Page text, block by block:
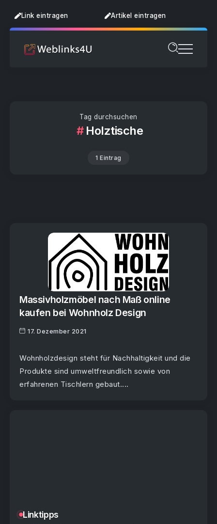
Link eintragen Artikel eintragen
Tag durchsuchen
Holztische
1 Eintrag
Massivholzmöbel nach Maß online
kaufen bei Wohnholz Design
17. Dezember 2021
Wohnholzdesign steht für Nachhaltigkeit und die
Produkte sind umweltfreundlich sowie von
erfahrenen Tischlern gebaut....
Linktipps